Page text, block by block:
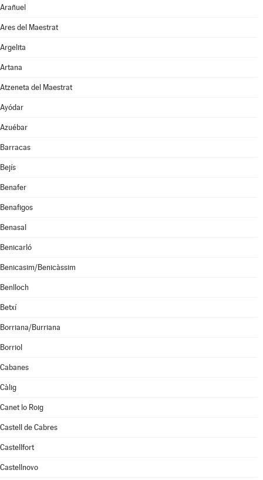
Arañuel
Ares del Maestrat
Argelita
Artana
Atzeneta del Maestrat
Ayódar
Azuébar
Barracas
Bejís
Benafer
Benafigos
Benasal
Benicarló
Benicasim/Benicàssim
Benlloch
Betxí
Borriana/Burriana
Borriol
Cabanes
Càlig
Canet lo Roig
Castell de Cabres
Castellfort
Castellnovo